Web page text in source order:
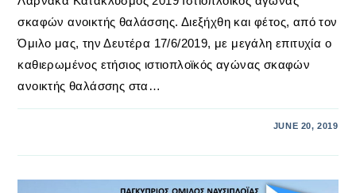
σκαφών ανοικτής θαλάσσης. Διεξήχθη και φέτος, από τον
Όμιλο μας, την Δευτέρα 17/6/2019, με μεγάλη επιτυχία ο
καθιερωμένος ετήσιος ιστιοπλοϊκός αγώνας σκαφών
ανοικτής θαλάσσης στα…
JUNE 20, 2019